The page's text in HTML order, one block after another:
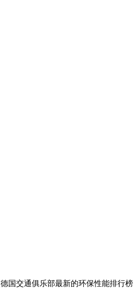
国交通俱乐部最新的环保性能排行榜